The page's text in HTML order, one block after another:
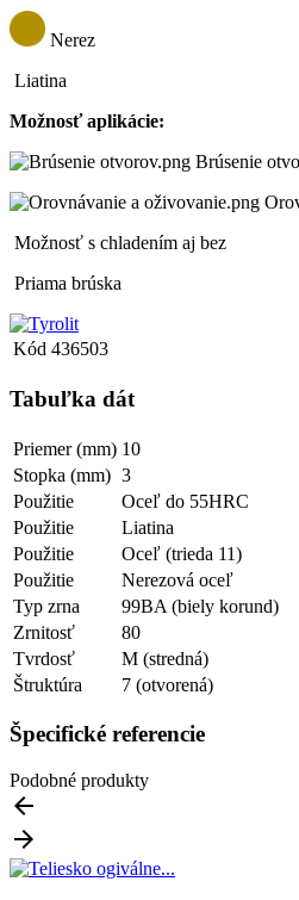
Nerez
Liatina
Možnosť aplikácie:
Brúsenie
Možnosť s chladením aj bez
Priama brúska
Kód 436503
Tabuľka dát
Priemer (mm) 10
Stopka (mm) 3
Použitie
Oceľ do 55HRC
Použitie
Liatina
Použitie
Oceľ (trieda 11)
Použitie
Nerezová oceľ
Typ zrna
99BA (biely korund)
Zrnitosť
80
Tvrdosť
M (stredná)
Štruktúra
7 (otvorená)
Špecifické referencie
Podobné produkty

